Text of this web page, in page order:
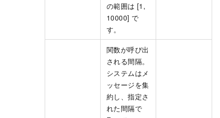
の範囲は [1,
10000] で
す。
関数が呼び出
される間隔。
システムはメ
ッセージを集
約し、指定さ
れた間隔で